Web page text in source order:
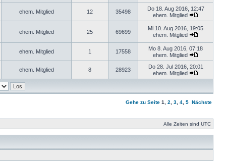
ehem. Mitglied 12 35498
Do 18. Aug 2016, 12:47
ehem. Mitglied
ehem. Mitglied 25 69699
Mi 10. Aug 2016, 19:05
ehem. Mitglied
ehem. Mitglied 1 17558
Mo 8. Aug 2016, 07:18
ehem. Mitglied
ehem. Mitglied 8 28923
Do 28. Jul 2016, 20:01
ehem. Mitglied
Gehe zu Seite 1 2 3 4 5 Nächste
Alle Zeiten sind UTC